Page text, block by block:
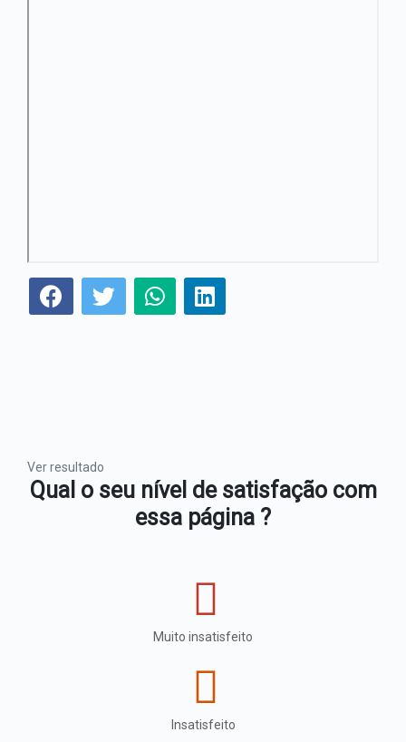
Ver resultado
Qual o seu nível de satisfação com
essa página ?
Muito insatisfeito
Insatisfeito